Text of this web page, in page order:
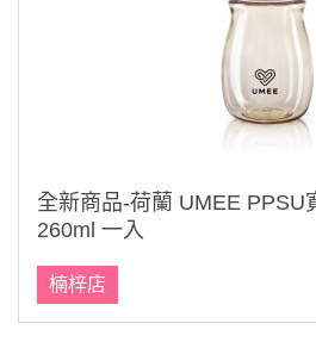
全新商品-荷蘭 UMEE PPSU
260ml 一入
楠梓店